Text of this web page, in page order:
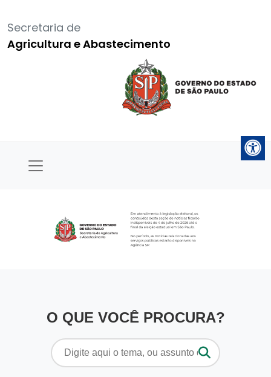
Secretaria de
Agricultura e Abastecimento
O QUE VOCÊ PROCURA?
Pesquisar
por: